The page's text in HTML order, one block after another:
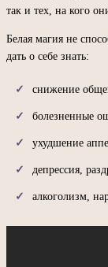
так и тех, на кого
Белая магия не
дать о себе знать:
снижение
болезненные
ухудшение
депрессия,
алкоголизм,